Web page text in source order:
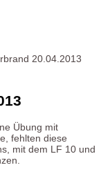
20.04.2013
Übung mit
fehlten diese
mit dem LF 10 und